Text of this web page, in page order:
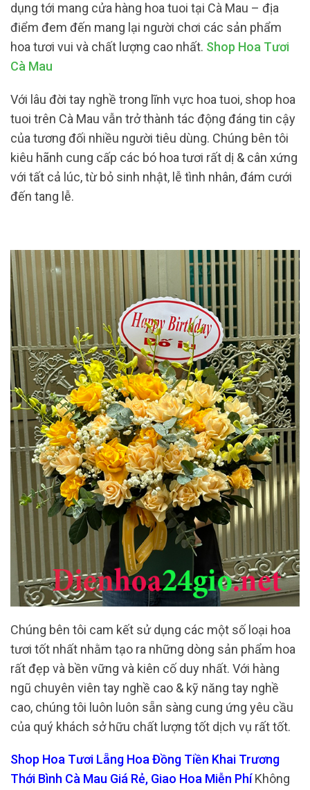
dụng tới mang cửa hàng hoa tuoi tại Cà Mau – địa
điểm đem đến mang lại người chơi các sản phẩm
hoa tươi vui và chất lượng cao nhất. Shop Hoa Tươi
Cà Mau
Với lâu đời tay nghề trong lĩnh vực hoa tuoi, shop hoa
tuoi trên Cà Mau vẫn trở thành tác động đáng tin cậy
của tương đối nhiều người tiêu dùng. Chúng bên tôi
kiêu hãnh cung cấp các bó hoa tươi rất dị & cân xứng
với tất cả lúc, từ bỏ sinh nhật, lễ tình nhân, đám cưới
đến tang lễ.
Chúng bên tôi cam kết sử dụng các một số loại hoa
tươi tốt nhất nhằm tạo ra những dòng sản phẩm hoa
rất đẹp và bền vững và kiên cố duy nhất. Với hàng
ngũ chuyên viên tay nghề cao & kỹ năng tay nghề
cao, chúng tôi luôn luôn sẵn sàng cung ứng yêu cầu
của quý khách sở hữu chất lượng tốt dịch vụ rất tốt.
Shop Hoa Tươi Lẵng Hoa Đồng Tiền Khai Trương
Thới Bình Cà Mau Giá Rẻ, Giao Hoa Miễn PhíKhông